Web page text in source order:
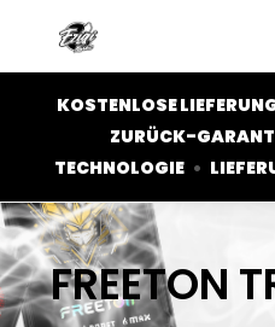
KOSTENLOSE
ZURÜCK-
TECHNOLOGIE •
FREETON